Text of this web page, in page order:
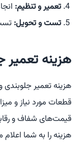
تعمیر و تنظیم:
تست و تحویل:
هزینه تعمیر
هزینه تعمیر
قطعات مورد نیاز و
قیمت‌های شفاف و
هزینه را به شما اعلام